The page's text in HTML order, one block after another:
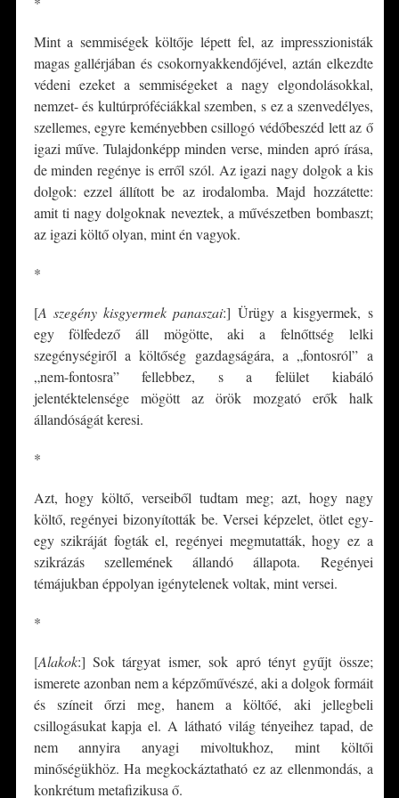
Mint a semmiségek költője lépett fel, az impresszionisták
magas gallérjában és csokornyakkendőjével, aztán elkezdte
védeni ezeket a semmiségeket a nagy elgondolásokkal,
nemzet- és kultúrpróféciákkal szemben, s ez a szenvedélyes,
szellemes, egyre keményebben csillogó védőbeszéd lett az ő
igazi műve. Tulajdonképp minden verse, minden apró írása,
de minden regénye is erről szól. Az igazi nagy dolgok a kis
dolgok: ezzel állított be az irodalomba. Majd hozzátette:
amit ti nagy dolgoknak neveztek, a művészetben bombaszt;
az igazi költő olyan, mint én vagyok.
*
[A szegény kisgyermek panaszai:] Ürügy a kisgyermek, s
egy fölfedező áll mögötte, aki a felnőttség lelki
szegénységiről a költőség gazdagságára, a „fontosról” a
„nem-fontosra” fellebbez, s a felület kiabáló
jelentéktelensége mögött az örök mozgató erők halk
állandóságát keresi.
*
Azt, hogy költő, verseiből tudtam meg; azt, hogy nagy
költő, regényei bizonyították be. Versei képzelet, ötlet egy-
egy szikráját fogták el, regényei megmutatták, hogy ez a
szikrázás szellemének állandó állapota. Regényei
témájukban éppolyan igénytelenek voltak, mint versei.
*
[Alakok:] Sok tárgyat ismer, sok apró tényt gyűjt össze;
ismerete azonban nem a képzőművészé, aki a dolgok formáit
és színeit őrzi meg, hanem a költőé, aki jellegbeli
csillogásukat kapja el. A látható világ tényeihez tapad, de
nem annyira anyagi mivoltukhoz, mint költői
minőségükhöz. Ha megkockáztatható ez az ellenmondás, a
konkrétum metafizikusa ő.